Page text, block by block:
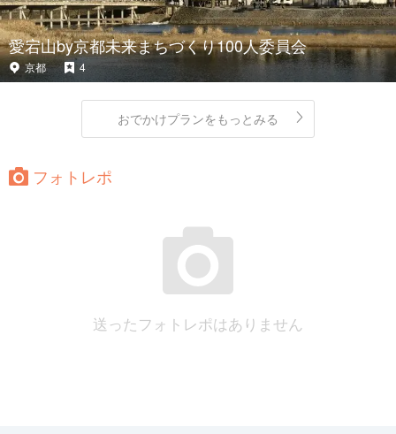
愛宕山by京都未来まちづくり100人委員会
京都 4
おでかけプランをもっとみる
フォトレポ
送ったフォトレポはありません